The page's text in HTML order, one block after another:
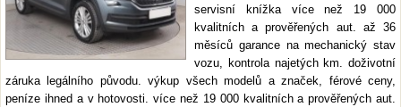
servisní knížka více než 19 000
kvalitních a prověřených aut. až 36
měsíců garance na mechanický stav
vozu, kontrola najetých km. doživotní
záruka legálního původu. výkup všech modelů a značek, férové ceny,
peníze ihned a v hotovosti. více než 19 000 kvalitních a prověřených aut.